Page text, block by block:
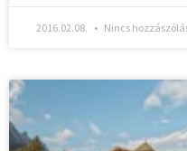
2016.02.08. Nincs